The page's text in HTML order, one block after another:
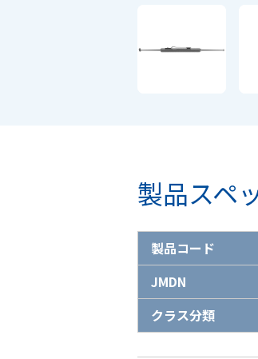
製品スペ
製品コード
JMDN
クラス分類